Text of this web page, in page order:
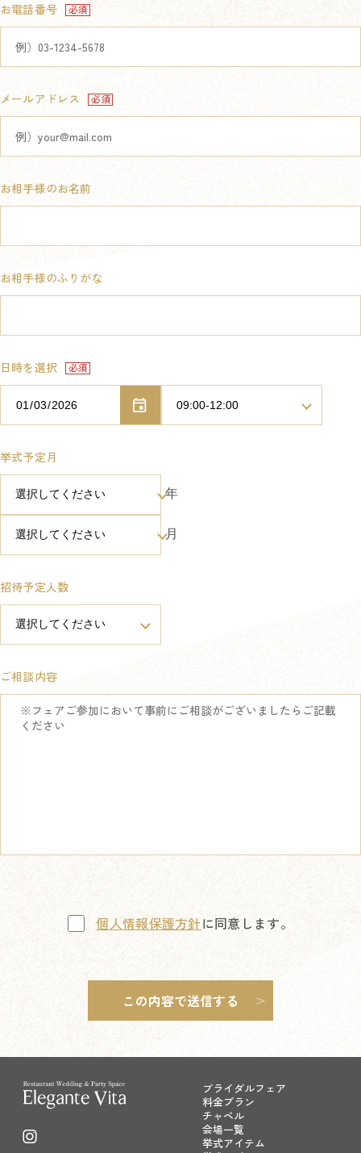
お電話番号
メールアドレス
お相手様のお名前
お相手様のふりがな
日時を選択
挙式予定月
年
月
招待予定人数
ご相談内容
個人情報保護方針に同意します。
ブライダルフェア
料金プラン
チャペル
会場一覧
挙式アイテム